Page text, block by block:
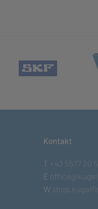
(öffnet in
Kontakt
T +43 5577 20
E
W